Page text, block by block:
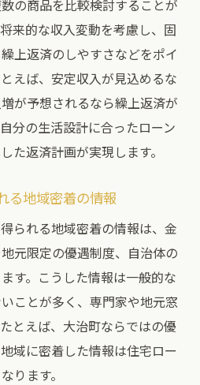
の商品を比較検討することが
来的な収入変動を考慮し、固
上返済のしやすさなどをポイ
えば、安定収入が見込めるな
が予想されるなら繰上返済が
分の生活設計に合ったローン
た返済計画が実現します。
る地域密着の情報
られる地域密着の情報は、金
元限定の優遇制度、自治体の
す。こうした情報は一般的な
ことが多く、専門家や地元窓
とえば、大治町ならではの優
域に密着した情報は住宅ロー
ります。